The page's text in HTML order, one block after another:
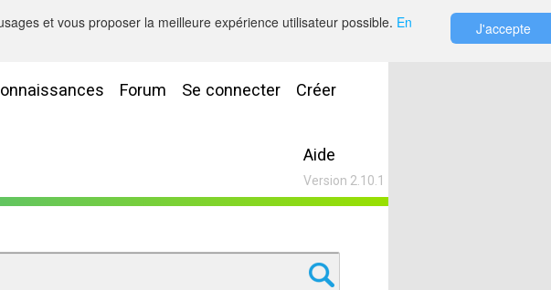
Forum Se connecter Créer
Aide
Version 2.10.1
et vous proposer la meilleure expérience utilisateur possible. En
J'accepte